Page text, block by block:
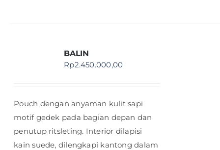
BALIN
Rp2.450.000,00
Pouch dengan anyaman kulit sapi
motif gedek pada bagian depan dan
penutup ritsleting. Interior dilapisi
kain suede, dilengkapi kantong dalam